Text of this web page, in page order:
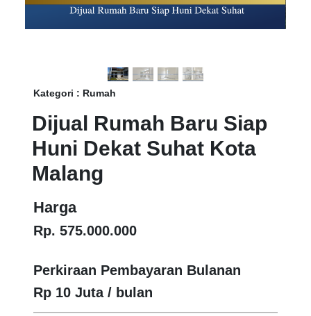
Kategori : Rumah
Dijual Rumah Baru Siap
Huni Dekat Suhat Kota
Malang
Harga
Rp. 575.000.000
Perkiraan Pembayaran Bulanan
Rp 10 Juta / bulan